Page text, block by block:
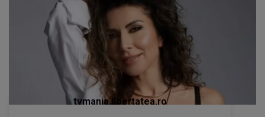
tvmania.libertatea.ro